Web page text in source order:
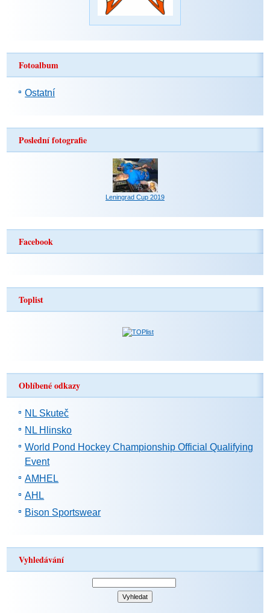
Fotoalbum
Ostatní
Poslední fotografie
Leningrad Cup 2019
Facebook
Toplist
Oblíbené odkazy
NL Skuteč
NL Hlinsko
World Pond Hockey Championship Official Qualifying
Event
AMHEL
AHL
Bison Sportswear
Vyhledávání